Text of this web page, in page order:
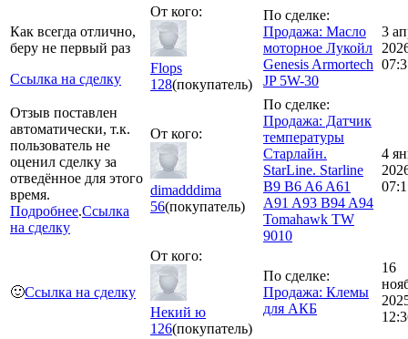
Как всегда отлично,
беру не первый раз
Ссылка на сделку
От кого:
Flops
128(покупатель)
По сделке:
Продажа: Масло
моторное Лукойл
Genesis Armortech
JP 5W-30
3
Отзыв поставлен
автоматически, т.к.
пользователь не
оценил сделку за
отведённое для этого
время.
Подробнее.Ссылка
на сделку
От кого:
dimadddima
56(покупатель)
По сделке:
Продажа: Датчик
температуры
Старлайн.
StarLine. Starline
B9 B6 A6 A61
A91 A93 B94 A94
Tomahawk TW
9010
4
🙂Ссылка на сделку
От кого:
Некий ю
126(покупатель)
По сделке:
Продажа: Клемы
для АКБ
16